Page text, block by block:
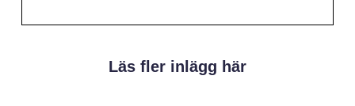
Läs fler inlägg här